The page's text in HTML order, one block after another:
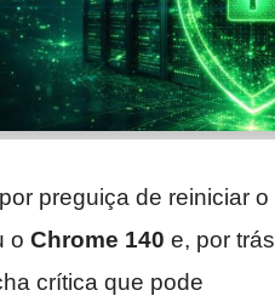
preguiça de reiniciar o
o Chrome 140 e, por trás
crítica que pode